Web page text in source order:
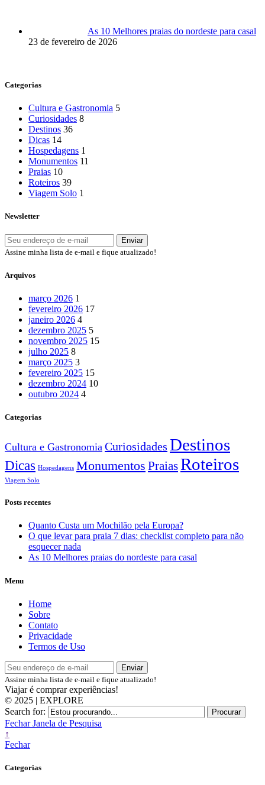
As 10 Melhores praias do nordeste para casal
23 de fevereiro de 2026
Categorias
Cultura e Gastronomia 5
Curiosidades 8
Destinos 36
Dicas 14
Hospedagens 1
Monumentos 11
Praias 10
Roteiros 39
Viagem Solo 1
Newsletter
Assine minha lista de e-mail e fique atualizado!
Arquivos
março 2026 1
fevereiro 2026 17
janeiro 2026 4
dezembro 2025 5
novembro 2025 15
julho 2025 8
março 2025 3
fevereiro 2025 15
dezembro 2024 10
outubro 2024 4
Categorias
Cultura e Gastronomia Curiosidades Destinos
Dicas Hospedagens Monumentos PraiasRoteiros
Viagem Solo
Posts recentes
Quanto Custa um Mochilão pela Europa?
O que levar para praia 7 dias: checklist completo para não
esquecer nada
As 10 Melhores praias do nordeste para casal
Menu
Home
Sobre
Contato
Privacidade
Termos de Uso
Assine minha lista de e-mail e fique atualizado!
Viajar é comprar experiências!
© 2025 | EXPLORE
Search for:
Procurar
Fechar Janela de Pesquisa
↑
Fechar
Categorias